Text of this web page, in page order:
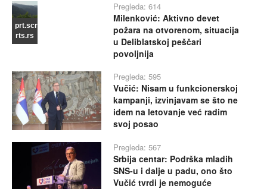
prt.scr
rts.rs
Pregleda: 614
Milenković: Aktivno devet
požara na otvorenom, situacija
u Deliblatskoj peščari
povoljnija
Pregleda: 595
Vučić: Nisam u funkcionerskoj
kampanji, izvinjavam se što ne
idem na letovanje već radim
svoj posao
Pregleda: 567
Srbija centar: Podrška mladih
SNS-u i dalje u padu, ono što
Vučić tvrdi je nemoguće